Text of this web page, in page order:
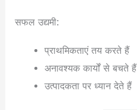
सफल उद्यमी:
प्राथमिकताएं तय करते हैं
अनावश्यक कार्यों से बचते हैं
उत्पादकता पर ध्यान देते हैं